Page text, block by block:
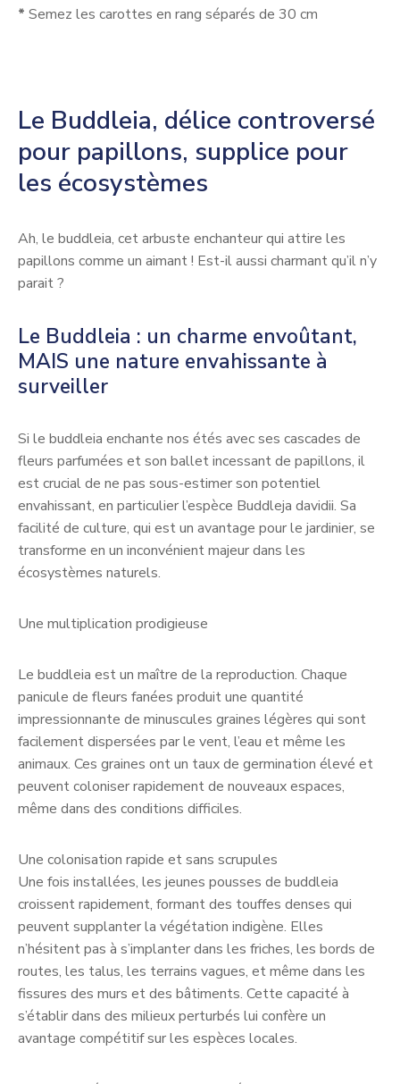
* Semez les carottes en rang séparés de 30 cm
Le Buddleia, délice controversé
pour papillons, supplice pour
les écosystèmes
Ah, le buddleia, cet arbuste enchanteur qui attire les
papillons comme un aimant ! Est-il aussi charmant qu’il n’y
parait ?
Le Buddleia : un charme envoûtant,
MAIS une nature envahissante à
surveiller
Si le buddleia enchante nos étés avec ses cascades de
fleurs parfumées et son ballet incessant de papillons, il
est crucial de ne pas sous-estimer son potentiel
envahissant, en particulier l’espèce Buddleja davidii. Sa
facilité de culture, qui est un avantage pour le jardinier, se
transforme en un inconvénient majeur dans les
écosystèmes naturels.
Une multiplication prodigieuse
Le buddleia est un maître de la reproduction. Chaque
panicule de fleurs fanées produit une quantité
impressionnante de minuscules graines légères qui sont
facilement dispersées par le vent, l’eau et même les
animaux. Ces graines ont un taux de germination élevé et
peuvent coloniser rapidement de nouveaux espaces,
même dans des conditions difficiles.
Une colonisation rapide et sans scrupules
Une fois installées, les jeunes pousses de buddleia
croissent rapidement, formant des touffes denses qui
peuvent supplanter la végétation indigène. Elles
n’hésitent pas à s’implanter dans les friches, les bords de
routes, les talus, les terrains vagues, et même dans les
fissures des murs et des bâtiments. Cette capacité à
s’établir dans des milieux perturbés lui confère un
avantage compétitif sur les espèces locales.